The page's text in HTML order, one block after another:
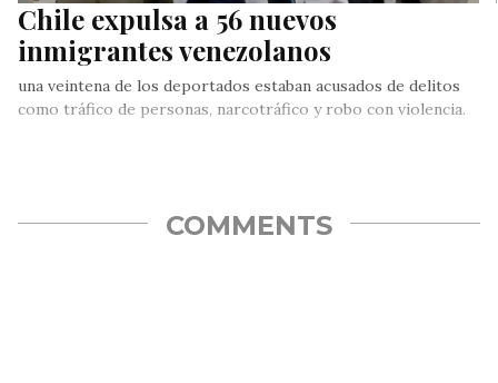
Chile expulsa a 56 nuevos
inmigrantes venezolanos
una veintena de los deportados estaban acusados de delitos
como tráfico de personas, narcotráfico y robo con violencia.
COMMENTS